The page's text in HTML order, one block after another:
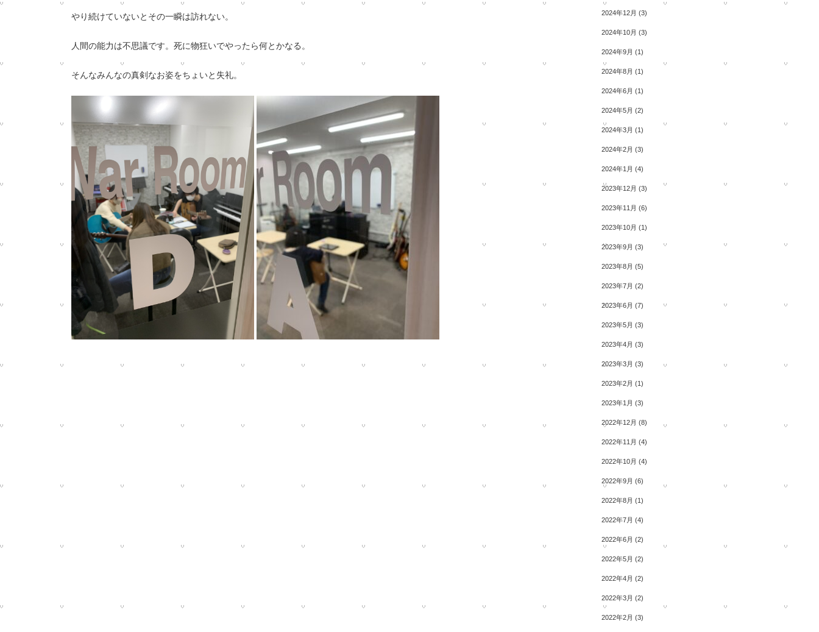
やり続けていないとその一瞬は訪れない。
人間の能力は不思議です。 死に物狂いでやったら何とかなる。
そんなみんなの真剣なお姿をち ょいと失礼。
2024年12月 (3)
2024年10月 (3)
2024年9月 (1)
2024年8月 (1)
2024年6月 (1)
2024年5月 (2)
2024年3月 (1)
2024年2月 (3)
2024年1月 (4)
2023年12月 (3)
2023年11月 (6)
2023年10月 (1)
2023年9月 (3)
2023年8月 (5)
2023年7月 (2)
2023年6月 (7)
2023年5月 (3)
2023年4月 (3)
2023年3月 (3)
2023年2月 (1)
2023年1月 (3)
2022年12月 (8)
2022年11月 (4)
2022年10月 (4)
2022年9月 (6)
2022年8月 (1)
2022年7月 (4)
2022年6月 (2)
2022年5月 (2)
2022年4月 (2)
2022年3月 (2)
2022年2月 (3)